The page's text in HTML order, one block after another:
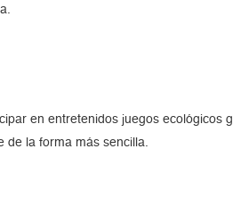
en entretenidos juegos ecológicos
la forma más sencilla.